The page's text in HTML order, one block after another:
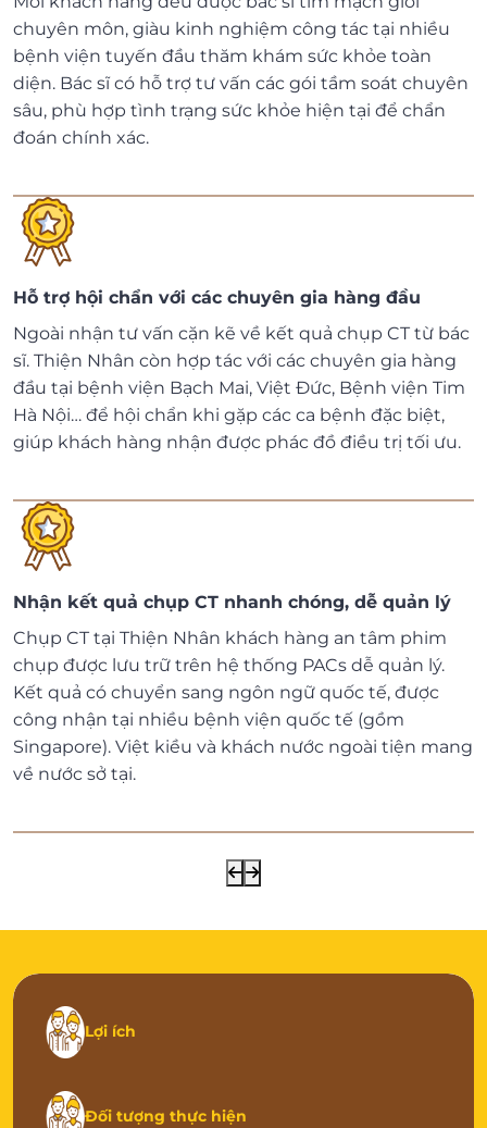
chuyên môn, giàu kinh nghiệm công tác tại nhiều
bệnh viện tuyến đầu thăm khám sức khỏe toàn
diện. Bác sĩ có hỗ trợ tư vấn các gói tầm soát chuyên
sâu, phù hợp tình trạng sức khỏe hiện tại để chẩn
đoán chính xác.
Hỗ trợ hội chẩn với các chuyên gia hàng đầu
Ngoài nhận tư vấn cặn kẽ về kết quả chụp CT từ bác
sĩ. Thiện Nhân còn hợp tác với các chuyên gia hàng
đầu tại bệnh viện Bạch Mai, Việt Đức, Bệnh viện Tim
Hà Nội… để hội chẩn khi gặp các ca bệnh đặc biệt,
giúp khách hàng nhận được phác đồ điều trị tối ưu.
Nhận kết quả chụp CT nhanh chóng, dễ quản lý
Chụp CT tại Thiện Nhân khách hàng an tâm phim
chụp được lưu trữ trên hệ thống PACs dễ quản lý.
Kết quả có chuyển sang ngôn ngữ quốc tế, được
công nhận tại nhiều bệnh viện quốc tế (gồm
Singapore). Việt kiều và khách nước ngoài tiện mang
về nước sở tại.
Lợi ích
Đối tượng thực hiện